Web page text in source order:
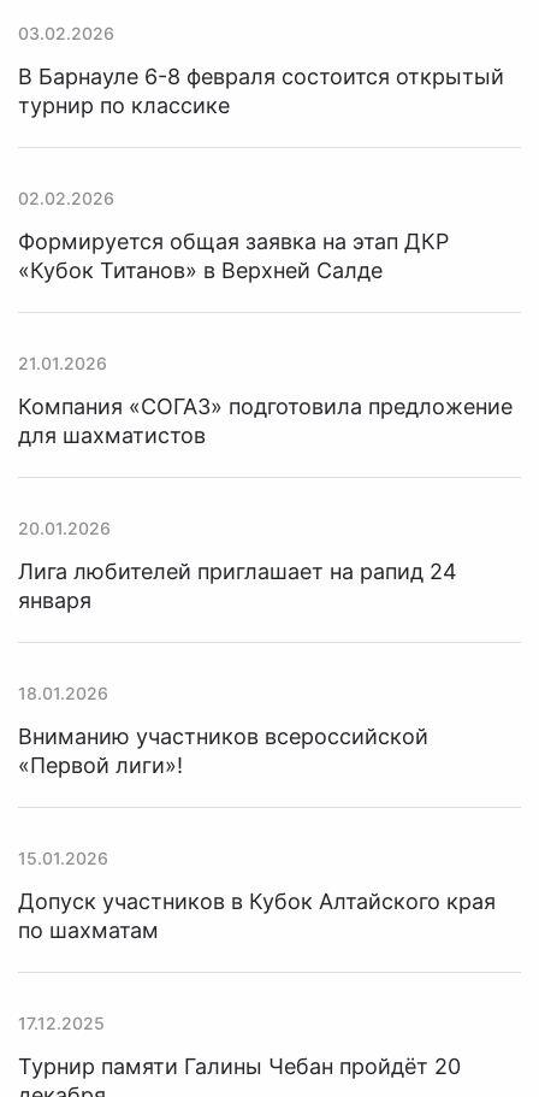
03.02.2026
В Барнауле 6-8 февраля состоится открытый
турнир по классике
02.02.2026
Формируется общая заявка на этап ДКР
«Кубок Титанов» в Верхней Салде
21.01.2026
Компания «СОГАЗ» подготовила предложение
для шахматистов
20.01.2026
Лига любителей приглашает на рапид 24
января
18.01.2026
Вниманию участников всероссийской
«Первой лиги»!
15.01.2026
Допуск участников в Кубок Алтайского края
по шахматам
17.12.2025
Турнир памяти Галины Чебан пройдёт 20